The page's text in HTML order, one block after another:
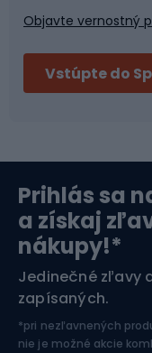
Bushcraft
Bikepacking
Orientačný beh
Fitness a
Cyklistické prilby
Lyžovanie
Športová
Jazdectvo
Objavte vernostný
Vstúpte do
Prihlás sa
a získaj
nákupy!*
Jedinečné zľavy
zapísaných.
*pri nezľavnených
nie je možné akcie